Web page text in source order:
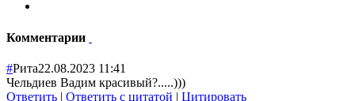
Комментарии
#Рита22.08.2023 11:41
Чельдиев Вадим красивый?.....)))
Ответить | Ответить с цитатой | Цитировать